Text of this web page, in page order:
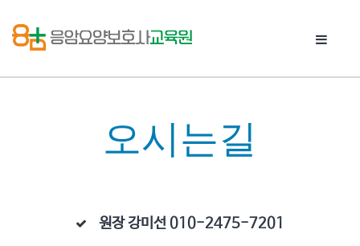
Toggle
오시는길
원장 강미선 010-2475-7201